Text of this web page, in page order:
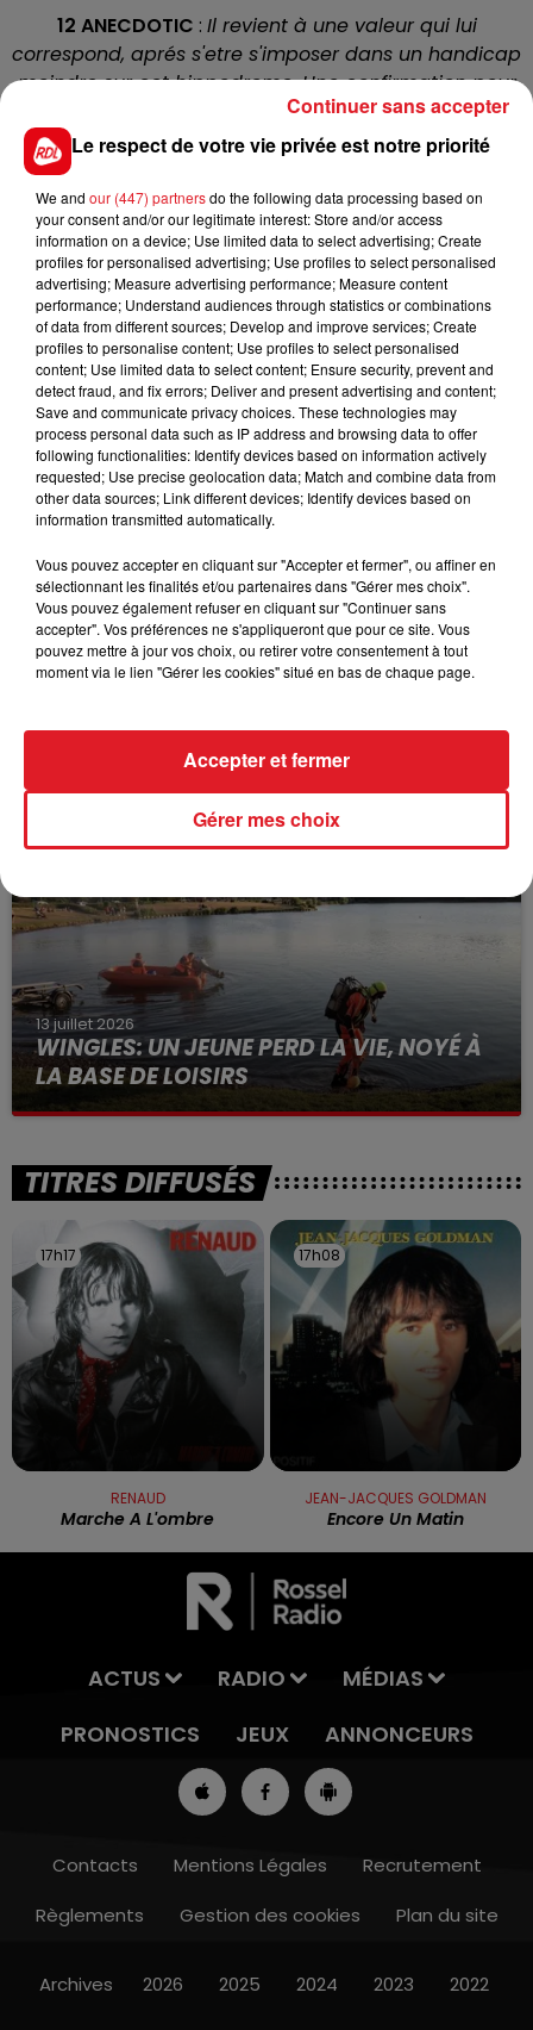
12h00 - 13h00
12 ANECDOTIC : Il revient à une valeur qui lui
correspond, aprés s'etre s'imposer dans un handicap
moindre sur cet hippodrome. Une confirmation pour
les accessits est attendue.
5 TIRANO :En pleine forme dans les épreuves de
seconde catégorie, il a echoué dans le quinté du
01/05 à Saint-Cloud. Baissé d'un kilo, il tentera de
faire bonne contenance à un plus haut niveau.
3 PALUS ARGENTEUS:Il va faire un essai sur cette
distance, mais fait bien dans les quintés. Si il tient la
distance, il peut faire l'arrivée.
*********
FIL D'ACTUS
BÉTHUNE: ENQUÊTE POUR HOMICIDE
VOLONTAIRE EN COURS, APRÈS LA...
Selon les premiers éléments, le logement servait
à des prostituées
13 juillet 2026
WINGLES: UN JEUNE PERD LA VIE, NOYÉ À
LA BASE DE LOISIRS
La victime a coulé à pic
TITRES DIFFUSÉS
17h17
17h17
RENAUD
Marche A L'ombre
17h08
17h08
JEAN-JACQUES GOLDMAN
Encore Un Matin
ACTUS RADIO
MÉDIAS
PRONOSTICS
JEUX ANNONCEURS
Contacts Mentions Légales
Recrutement
Règlements
Gestion des cookies Plan du site
Archives 2026 2025 2024 2023 2022
Le respect de votre vie privée est notre priorité
We and our (447) partnersdo the following data processing based on
your consent and/or our legitimate interest: Store and/or access
information on a device; Use limited data to select advertising; Create
profiles for personalised advertising; Use profiles to select personalised
advertising; Measure advertising performance; Measure content
performance; Understand audiences through statistics or combinations
of data from different sources; Develop and improve services; Create
profiles to personalise content; Use profiles to select personalised
content; Use limited data to select content; Ensure security, prevent and
detect fraud, and fix errors; Deliver and present advertising and content;
Save and communicate privacy choices. These technologies may
process personal data such as IP address and browsing data to offer
following functionalities: Identify devices based on information actively
requested; Use precise geolocation data; Match and combine data from
other data sources; Link different devices; Identify devices based on
information transmitted automatically.
Vous pouvez accepter en cliquant sur "Accepter et fermer", ou affiner en
sélectionnant les finalités et/ou partenaires dans "Gérer mes choix".
Vous pouvez également refuser en cliquant sur "Continuer sans
accepter". Vos préférences ne s'appliqueront que pour ce site. Vous
pouvez mettre à jour vos choix, ou retirer votre consentement à tout
moment via le lien "Gérer les cookies" situé en bas de chaque page.
Gérer mes choix
Accepter et fermer
Continuer sans accepter